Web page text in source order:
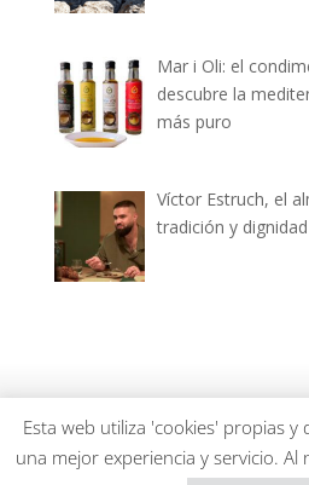
Mar i Oli: el
descubre la
más puro
Víctor Estruch, el
tradición y
dianiagastronomica.com ©
Esta web utiliza 'cookies' propias
una mejor experiencia y servicio. Al